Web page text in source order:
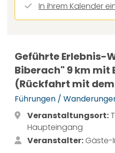
In ihrem Kalender
Geführte Erlebnis-
Biberach" 9 km mit
(Rückfahrt mit
Führungen /
Veranstaltungsort:
Haupteingang
Veranstalter: Gäste-